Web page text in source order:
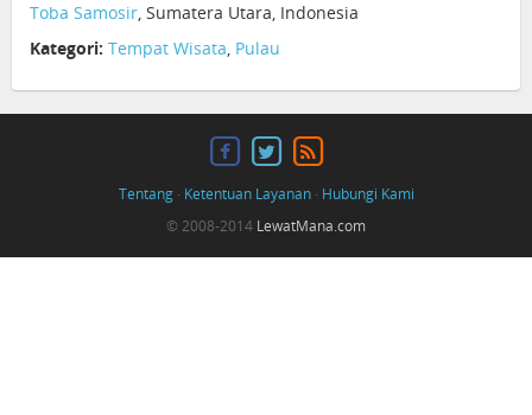
Toba Samosir, Sumatera Utara, Indonesia
Kategori: Tempat Wisata, Pulau
Tentang· Ketentuan Layanan· Hubungi Kami
© 2008-2014 LewatMana.com